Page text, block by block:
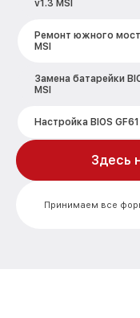
v1.3 MSI
Ремонт южного
MSI
Замена батарейки
MSI
Настройка BIOS
Принимаем все
Здесь